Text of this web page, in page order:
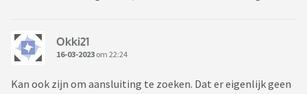
Okki21
16-03-2023 om 22:24
Kan ook zijn om aansluiting te zoeken. Dat er eigenlijk geen